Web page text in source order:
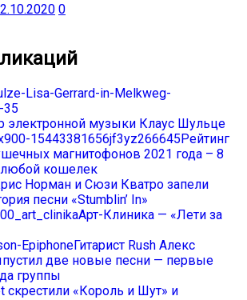
0
электронной музыки Клаус Шульце
Рейтинг
магнитофонов 2021 года – 8
кошелек
Норман и Сюзи Кватро запели
песни «Stumblin’ In»
Арт-Клиника — «Лети за
Гитарист Rush Алекс
две новые песни — первые
группы